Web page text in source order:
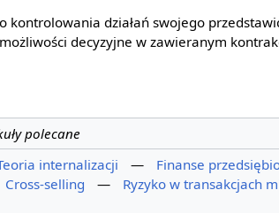
kontrolowania działań swojego
decyzyjne w zawieranym
polecane
internalizacji — Finanse
Cross-selling —
Ryzyko w transakcjach